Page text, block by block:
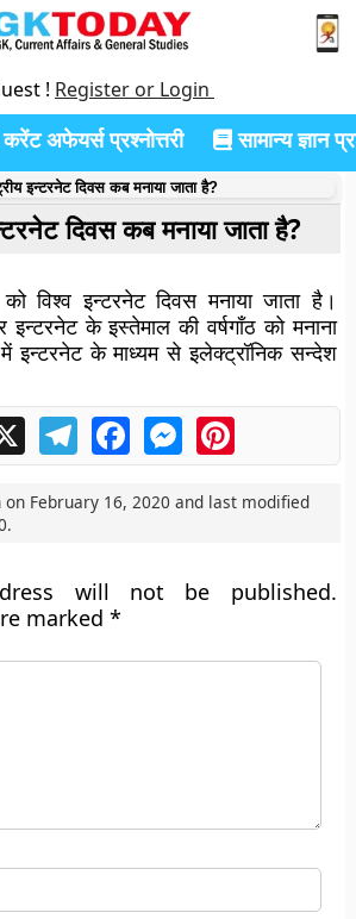
! Register or Login
करेंट अफेयर्स प्रश्नोत्तरी सामान्य ज्ञान
इन्टरनेट दिवस कब मनाया जाता है?
दिवस कब मनाया जाता है?
विश्व इन्टरनेट दिवस मनाया जाता है।
इन्टरनेट के इस्तेमाल की वर्षगाँठ को मनाना
इन्टरनेट के माध्यम से इलेक्ट्रॉनिक सन्देश
X TelegramFacebookMessengerPinterest
on February 16, 2020 and last modified
.
will not be published.
marked*